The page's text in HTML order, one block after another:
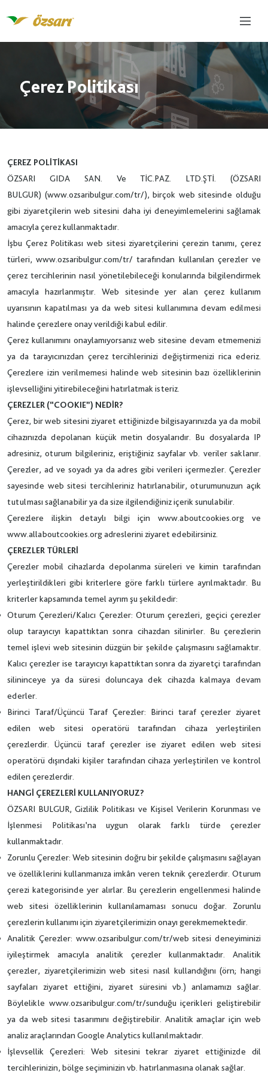
Çerez Politikası
ÇEREZ POLİTİKASI
ÖZSARI GIDA SAN. Ve TİC.PAZ. LTD.ŞTİ. (ÖZSARI
BULGUR) (www.ozsaribulgur.com/tr/), birçok web sitesinde olduğu
gibi ziyaretçilerin web sitesini daha iyi deneyimlemelerini sağlamak
amacıyla çerez kullanmaktadır.
İşbu Çerez Politikası web sitesi ziyaretçilerini çerezin tanımı, çerez
türleri, www.ozsaribulgur.com/tr/ tarafından kullanılan çerezler ve
çerez tercihlerinin nasıl yönetilebileceği konularında bilgilendirmek
amacıyla hazırlanmıştır. Web sitesinde yer alan çerez kullanım
uyarısının kapatılması ya da web sitesi kullanımına devam edilmesi
halinde çerezlere onay verildiği kabul edilir.
Çerez kullanımını onaylamıyorsanız web sitesine devam etmemenizi
ya da tarayıcınızdan çerez tercihlerinizi değiştirmenizi rica ederiz.
Çerezlere izin verilmemesi halinde web sitesinin bazı özelliklerinin
işlevselliğini yitirebileceğini hatırlatmak isteriz.
ÇEREZLER (“COOKIE”) NEDİR?
Çerez, bir web sitesini ziyaret ettiğinizde bilgisayarınızda ya da mobil
cihazınızda depolanan küçük metin dosyalarıdır. Bu dosyalarda IP
adresiniz, oturum bilgileriniz, eriştiğiniz sayfalar vb. veriler saklanır.
Çerezler, ad ve soyadı ya da adres gibi verileri içermezler. Çerezler
sayesinde web sitesi tercihleriniz hatırlanabilir, oturumunuzun açık
tutulması sağlanabilir ya da size ilgilendiğiniz içerik sunulabilir.
Çerezlere ilişkin detaylı bilgi için www.aboutcookies.org ve
www.allaboutcookies.org adreslerini ziyaret edebilirsiniz.
ÇEREZLER TÜRLERİ
Çerezler mobil cihazlarda depolanma süreleri ve kimin tarafından
yerleştirildikleri gibi kriterlere göre farklı türlere ayrılmaktadır. Bu
kriterler kapsamında temel ayrım şu şekildedir:
Oturum Çerezleri/Kalıcı Çerezler: Oturum çerezleri, geçici çerezler
olup tarayıcıyı kapattıktan sonra cihazdan silinirler. Bu çerezlerin
temel işlevi web sitesinin düzgün bir şekilde çalışmasını sağlamaktır.
Kalıcı çerezler ise tarayıcıyı kapattıktan sonra da ziyaretçi tarafından
silininceye ya da süresi doluncaya dek cihazda kalmaya devam
ederler.
Birinci Taraf/Üçüncü Taraf Çerezler: Birinci taraf çerezler ziyaret
edilen web sitesi operatörü tarafından cihaza yerleştirilen
çerezlerdir. Üçüncü taraf çerezler ise ziyaret edilen web sitesi
operatörü dışındaki kişiler tarafından cihaza yerleştirilen ve kontrol
edilen çerezlerdir.
HANGİ ÇEREZLERİ KULLANIYORUZ?
ÖZSARI BULGUR, Gizlilik Politikası ve Kişisel Verilerin Korunması ve
İşlenmesi Politikası’na uygun olarak farklı türde çerezler
kullanmaktadır.
Zorunlu Çerezler: Web sitesinin doğru bir şekilde çalışmasını sağlayan
ve özelliklerini kullanmanıza imkân veren teknik çerezlerdir. Oturum
çerezi kategorisinde yer alırlar. Bu çerezlerin engellenmesi halinde
web sitesi özelliklerinin kullanılamaması sonucu doğar. Zorunlu
çerezlerin kullanımı için ziyaretçilerimizin onayı gerekmemektedir.
Analitik Çerezler: www.ozsaribulgur.com/tr/web sitesi deneyiminizi
iyileştirmek amacıyla analitik çerezler kullanmaktadır. Analitik
çerezler, ziyaretçilerimizin web sitesi nasıl kullandığını (örn; hangi
sayfaları ziyaret ettiğini, ziyaret süresini vb.) anlamamızı sağlar.
Böylelikle www.ozsaribulgur.com/tr/sunduğu içerikleri geliştirebilir
ya da web sitesi tasarımını değiştirebilir. Analitik amaçlar için web
analiz araçlarından Google Analytics kullanılmaktadır.
İşlevsellik Çerezleri: Web sitesini tekrar ziyaret ettiğinizde dil
tercihlerinizin, bölge seçiminizin vb. hatırlanmasına olanak sağlar.